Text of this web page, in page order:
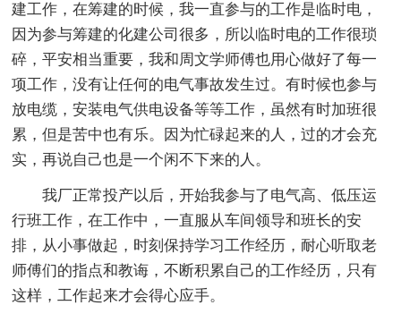
建工作，在筹建的时候，我一直参与的工作是临时电，
因为参与筹建的化建公司很多，所以临时电的工作很琐
碎，平安相当重要，我和周文学师傅也用心做好了每一
项工作，没有让任何的电气事故发生过。有时候也参与
放电缆，安装电气供电设备等等工作，虽然有时加班很
累，但是苦中也有乐。因为忙碌起来的人，过的才会充
实，再说自己也是一个闲不下来的人。
我厂正常投产以后，开始我参与了电气高、低压运
行班工作，在工作中，一直服从车间领导和班长的安
排，从小事做起，时刻保持学习工作经历，耐心听取老
师傅们的指点和教诲，不断积累自己的工作经历，只有
这样，工作起来才会得心应手。